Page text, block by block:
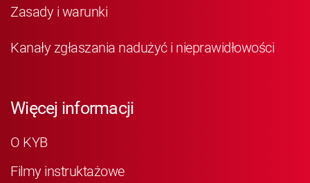
Zasady i warunki
Kanały zgłaszania nadużyć i nieprawidłowości
Więcej informacji
O KYB
Filmy instruktażowe